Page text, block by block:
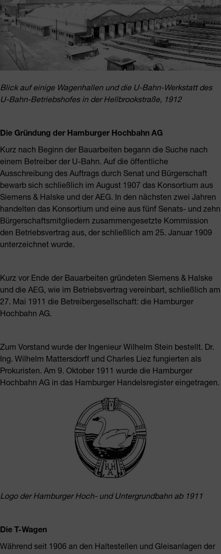
Blick auf einige Wagenhallen und die U-Bahn-Werkstatt des
U-Bahn-Betriebshofes in der Hellbrookstraße, 1912
Die Gründung der Hamburger Hochbahn AG
Kurz nach Beginn der Bauarbeiten begann die Suche nach
einem Betreiber der U-Bahn. Auf die öffentliche
Ausschreibung des Auftrags durch Senat und Bürgerschaft
bewarb sich schließlich im August 1907 das Konsortium aus
Siemens & Halske und der AEG. In den nächsten zwei Jahren
handelten das Konsortium und eine aus fünf Senats- und zehn
Bürgerschaftsmitgliedern zusammengesetzte Kommission
den Betriebsvertrag aus, der schließlich am 25. Januar 1909
unterzeichnet wurde.
Kurz vor Ende der Bauarbeiten gründeten Siemens & Halske
und die AEG, wie im Betriebsvertrag vereinbart, schließlich am
27. Mai 1911 die Betreibergesellschaft: die Hamburger
Hochbahn AG.
Zum Vorstand wurde der Ingenieur Wilhelm Stein bestellt. Dr.
Ing. Wilhelm Mattersdorff und Charles Liez fungierten als
Prokuristen. Am 9. Oktober 1911 wurde die Hamburger
Hochbahn AG in das Hamburger Handelsregister eingetragen.
Logo der Hamburger Hoch- und Untergrundbahn ab 1911
Die T-Wagen
Während seit 1906 an den Haltestellen und Gleisanlagen der